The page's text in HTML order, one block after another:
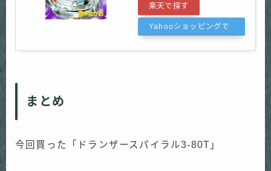
楽天で探す
Yahooショッピングで
まとめ
今回買った「ドランザースパイラル3-80T」